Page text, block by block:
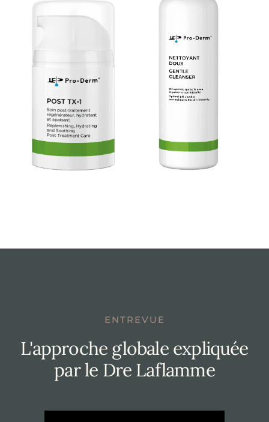
ENTREVUE
L'approche globale expliquée
par le Dre Laflamme